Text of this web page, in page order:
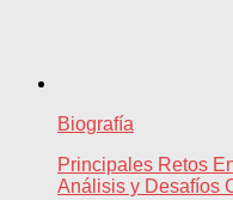
Biografía
Principales Retos
Análisis y Desafíos